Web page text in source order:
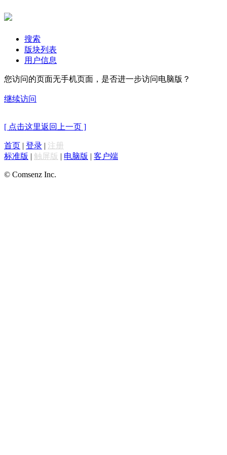
搜索
版块列表
用户信息
您访问的页面无手机页面，是否进一步访问电脑版？
继续访问
[ 点击这里返回上一页 ]
首页 | 登录 | 注册
标准版 | 触屏版 | 电脑版 | 客户端
© Comsenz Inc.